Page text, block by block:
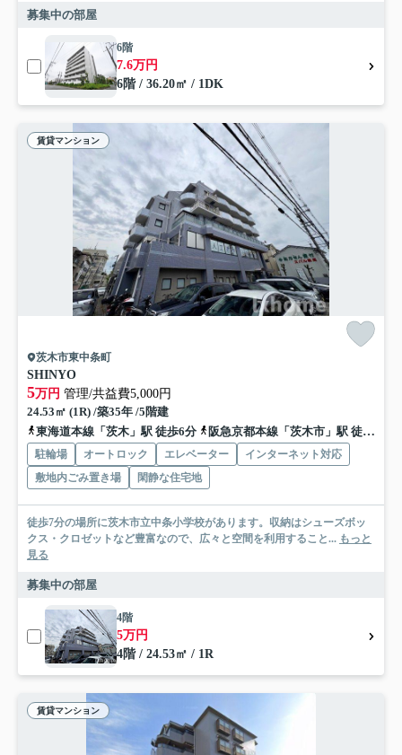
募集中の部屋
6階
7.6万円
6階 / 36.20㎡ / 1DK
賃貸マンション
茨木市東中条町
SHINYO
5万円 管理/共益費5,000円
24.53㎡ (1R) /築35年 /5階建
東海道本線「茨木」駅 徒歩6分
阪急京都本線「茨木市」駅 徒歩10分
駐輪場 オートロック エレベーター
インターネット対応
敷地内ごみ置き場
閑静な住宅地
徒歩7分の場所に茨木市立中条小学校があります。収納はシューズボッ
クス・クロゼットなど豊富なので、広々と空間を利用すること... もっと
見る
募集中の部屋
4階
5万円
4階 / 24.53㎡ / 1R
賃貸マンション